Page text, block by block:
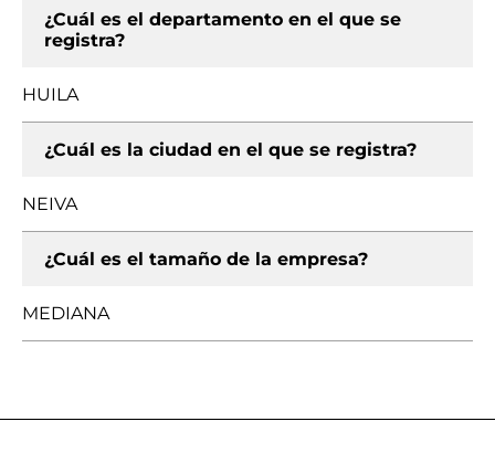
¿Cuál es el departamento en el que se
registra?
HUILA
¿Cuál es la ciudad en el que se registra?
NEIVA
¿Cuál es el tamaño de la empresa?
MEDIANA